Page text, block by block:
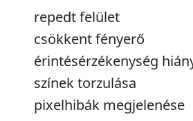
repedt felület
csökkent fényerő
érintésérzékenység
színek torzulása
pixelhibák megjelenése